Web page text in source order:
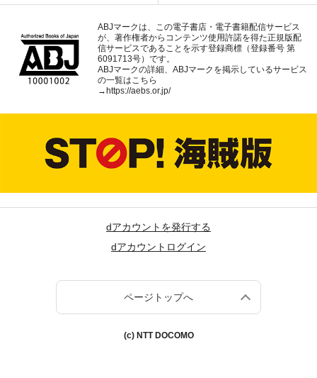
ABJマークは、この電子書店・電子書籍配信サービス
が、著作権者からコンテンツ使用許諾を得た正規版配
信サービスであることを示す登録商標（登録番号 第
6091713号）です。
ABJマークの詳細、ABJマークを掲示しているサービス
の一覧はこちら
→ https://aebs.or.jp/
dアカウントを発行する
dアカウントログイン
ページトップへ
(c) NTT DOCOMO